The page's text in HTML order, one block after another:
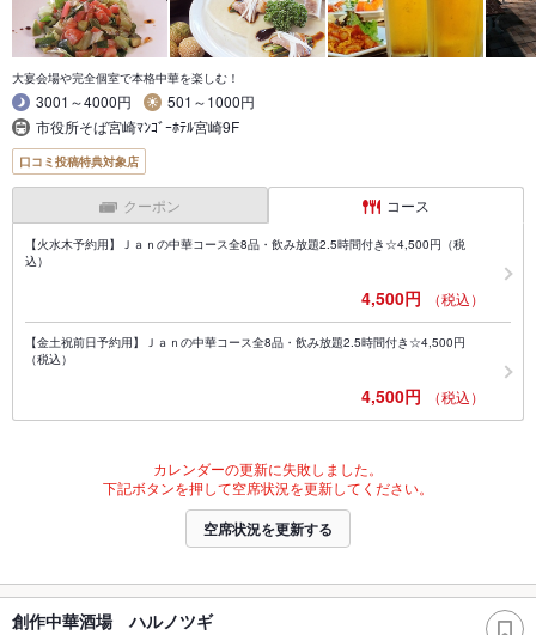
大宴会場や完全個室で本格中華を楽しむ！
3001～4000円
501～1000円
市役所そば宮崎ﾏﾝｺﾞｰﾎﾃﾙ宮崎9F
口コミ投稿特典対象店
クーポン コース
【火水木予約用】Ｊａｎの中華コース全8品・飲み放題2.5時間付き☆4,500円（税
込）
4,500円 （税込）
【金土祝前日予約用】Ｊａｎの中華コース全8品・飲み放題2.5時間付き☆4,500円
（税込）
4,500円 （税込）
カレンダーの更新に失敗しました。
下記ボタンを押して空席状況を更新してください。
空席状況を更新する
創作中華酒場 ハルノツギ